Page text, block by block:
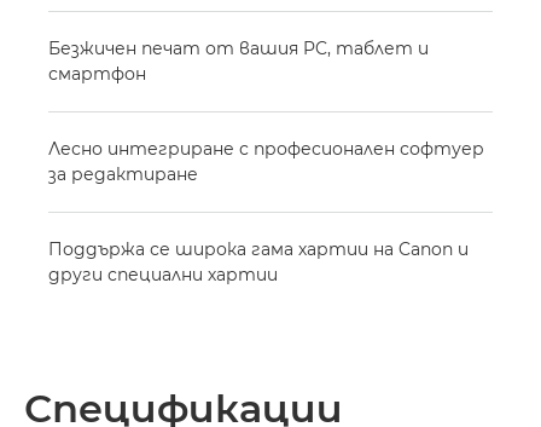
Безжичен печат от вашия PC, таблет и
смартфон
Лесно интегриране с професионален софтуер
за редактиране
Поддържа се широка гама хартии на Canon и
други специални хартии
Спецификации